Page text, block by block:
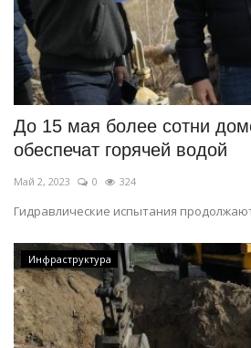
До 15 мая более сотни
обеспечат горячей водой
Май 2, 2023 0 324
Гидравлические испытания
Инфраструктура